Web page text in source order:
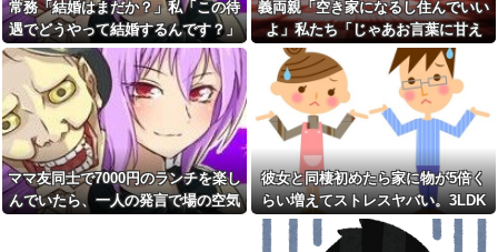
友人「『～恵』なんて古臭い
し、賢く育たなかったらどうす
るの？」私「そこまで言う？」
→娘の名前を否定されてモヤモ
ヤが止まらず…
Xとか見てると、まあまあカジ
ュアルにフォロー同士で会った
りするのすごいな。絶対私は無
理だ
姉が亡くなった直後、大家か
ら突然150万円を請求された。さ
らに信じられない発言まで飛び
出して…
メ！冬ソナにハマり私のヨン様
グッズを勝手に持ち出したの
で、トメ自身の「あの自論」で
撃退したったｗｗ←矛盾だらけ
のトメにブーメラン刺さりまく
り
【衝撃】同日の同時刻に病気
の男性と事故の男性が救急搬送
されて来た。最初に運ばれて来
たのは事故の男?生で、イケメン
だったが中身ザンネン。もう1人
は┐(-｡ｰ;)┌ﾔﾚﾔﾚ
熊本県内で◯◯者が現れまく
り、通報頻発！災害支援にも悪
影響が及んでしまう…他
常務「結婚はまだか？」私「この待
遇でどうやって結婚するんです？」
→飲み会で本音を返したら場が静ま
り返って…
義両親「空き家になるし住んでいい
よ」私たち「じゃあお言葉に甘え
て…」→引っ越した途端、予想外の
出来事が待っていて…
ママ友同士で7000円のランチを楽し
んでいたら、一人の発言で場の空気
彼女と同棲初めたら家に物が5倍く
らい増えてストレスヤバい。3LDK
で余裕だろと思ってたけど全部埋め